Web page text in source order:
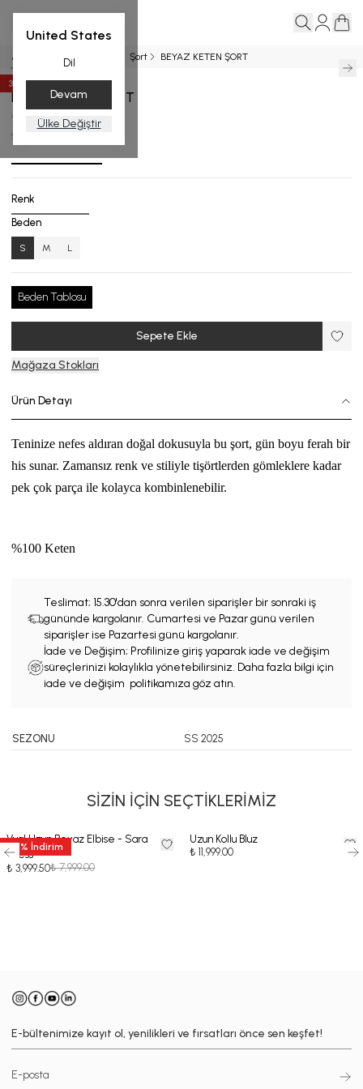
United States
Dil
Devam
Ülke Değiştir
Ana Sayfa PLAJ GİYİM Şort BEYAZ KETEN ŞORT
35 %İndirim
BEYAZ KETEN ŞORT
₺ 6,999.00₺ 4,549.35
S.8508-25_R115_S
Renk
Beden
S M L
Beden Tablosu
Sepete Ekle
Mağaza Stokları
Ürün Detayı
Teninize nefes aldıran doğal dokusuyla bu şort, gün boyu ferah bir
his sunar. Zamansız renk ve stiliyle tişörtlerden gömleklere kadar
pek çok parça ile kolayca kombinlenebilir.
%100 Keten
Teslimat; 15.30'dan sonra verilen siparişler bir sonraki iş
gününde kargolanır. Cumartesi ve Pazar günü verilen
siparişler ise Pazartesi günü kargolanır.
İade ve Değişim; Profilinize giriş yaparak iade ve değişim
süreçlerinizi kolaylıkla yönetebilirsiniz. Daha fazla bilgi için
iade ve değişim politikamıza göz atın.
SEZONU SS 2025
SİZİN İÇİN SEÇTİKLERİMİZ
50 % İndirim
Vual Uzun Beyaz Elbise - Sara
Dress
₺ 3,999.50₺ 7,999.00
Uzun Kollu Bluz
₺ 11,999.00
E-bültenimize kayıt ol, yenilikleri ve fırsatları önce sen keşfet!